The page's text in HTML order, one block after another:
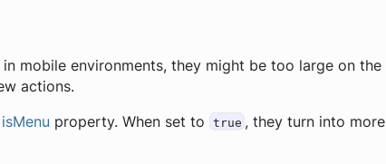
mobile environments, they might be too large on the
actions.
isMenu property. When set to true , they turn into more